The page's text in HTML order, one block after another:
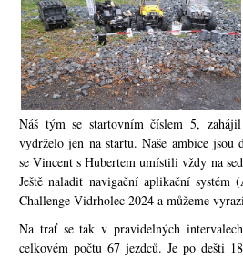
Náš tým se startovním číslem 5,
vydrželo jen na startu. Naše ambice jsou
se Vincent s Hubertem umístili vždy na
Ještě naladit navigační aplikační systém
Challenge Vidrholec 2024 a můžeme
Na trať se tak v pravidelných
celkovém počtu 67 jezdců. Je po dešti